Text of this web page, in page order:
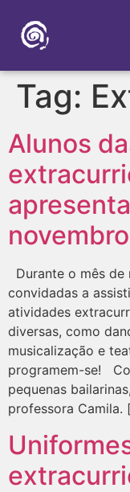
Tag:
Alunos
novembro
Durante o mês de
convidadas a
atividades
diversas, como
musicalização e
programem-se!
pequenas
professora